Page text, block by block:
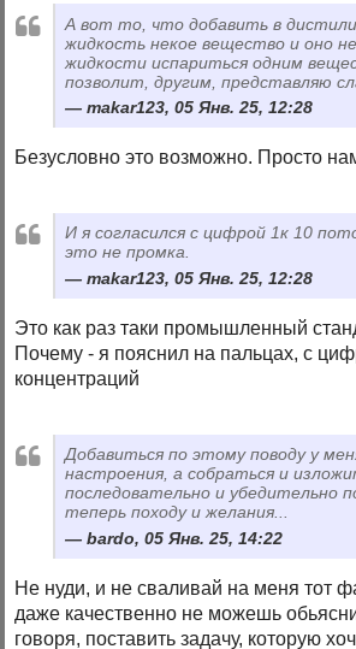
А вот то, что добавить в
жидкость некое вещество и оно
жидкости испариться одним
позволит, другим, представляю
makar123, 05 Янв. 25, 12:28
Безусловно это возможно. Просто
И я согласился с цифрой 1к 10
это не промка.
makar123, 05 Янв. 25, 12:28
Это как раз таки промышленный
Почему - я пояснил на пальцах, с
концентраций
Добавиться по этому поводу у
настроения, а собраться и
последовательно и убедительно
теперь походу и желания...
bardo, 05 Янв. 25, 14:22
Не нуди, и не сваливай на меня тот
даже качественно не можешь
говоря, поставить задачу, которую